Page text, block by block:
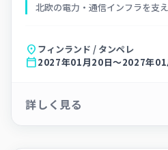
北欧の電力・通信インフラを支
location_on フィンランド / タンペレ
calendar_today2027年01月20日～2027年01
詳しく見る